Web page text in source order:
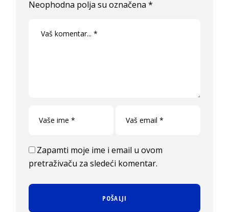
Neophodna polja su označena*
Zapamti moje ime i email u ovom
pretraživaču za sledeći komentar.